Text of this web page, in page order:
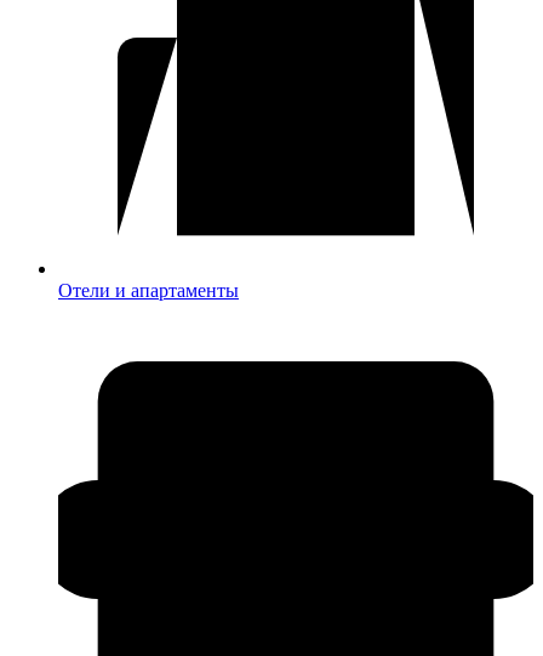
Отели и апартаменты